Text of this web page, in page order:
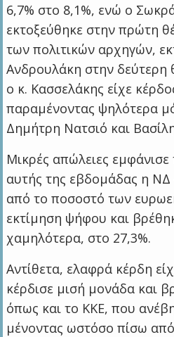
6,7% στο 8,1%, ενώ ο
εκτοξεύθηκε στην πρώτη
των πολιτικών αρχηγών,
Ανδρουλάκη στην δεύτερη
ο κ. Κασσελάκης είχε
παραμένοντας ψηλότερα
Δημήτρη Νατσιό και
Μικρές απώλειες εμφάνισε
αυτής της εβδομάδας η
από το ποσοστό των
εκτίμηση ψήφου και
χαμηλότερα, στο 27,3%.
Αντίθετα, ελαφρά κέρδη
κέρδισε μισή μονάδα και
όπως και το ΚΚΕ, που
μένοντας ωστόσο πίσω